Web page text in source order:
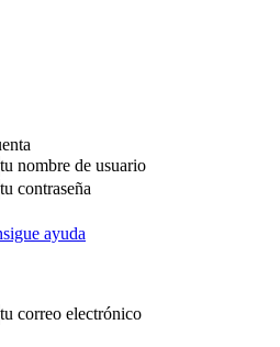
tu nombre de usuario
tu contraseña
ayuda
tu correo electrónico